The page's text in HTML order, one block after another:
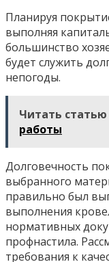
Планируя
выполняя
большинство
будет служить
непогоды.
Читать статью
работы
Долговечность
выбранного
правильно был
выполнения
нормативных
профнастила.
требования к